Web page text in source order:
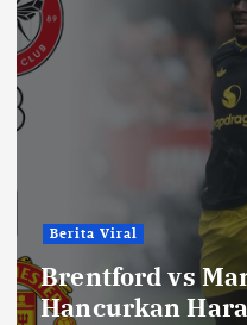
Berita Viral
Brentford vs
Hancurkan